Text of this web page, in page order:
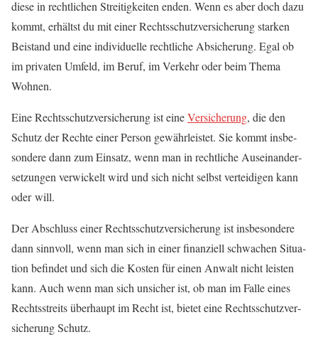
die­se in recht­li­chen Strei­tig­kei­ten enden. Wenn es aber doch dazu
kommt, erhältst du mit einer Rechts­schutz­ver­si­che­rung star­ken
Bei­stand und eine indi­vi­du­el­le recht­li­che Absi­che­rung. Egal ob
im pri­va­ten Umfeld, im Beruf, im Ver­kehr oder beim The­ma
Wohnen.
Eine Rechts­schutz­ver­si­che­rung ist eineVer­si­che­rung, die den
Schutz der Rech­te einer Per­son gewähr­leis­tet. Sie kommt ins­be­
son­de­re dann zum Ein­satz, wenn man in recht­li­che Aus­ein­an­der­
set­zun­gen ver­wi­ckelt wird und sich nicht selbst ver­tei­di­gen kann
oder will.
Der Abschluss einer Rechts­schutz­ver­si­che­rung ist ins­be­son­de­re
dann sinn­voll, wenn man sich in einer finan­zi­ell schwa­chen Situa­
ti­on befin­det und sich die Kos­ten für einen Anwalt nicht leis­ten
kann. Auch wenn man sich unsi­cher ist, ob man im Fal­le eines
Rechts­streits über­haupt im Recht ist, bie­tet eine Rechts­schutz­ver­
si­che­rung Schutz.